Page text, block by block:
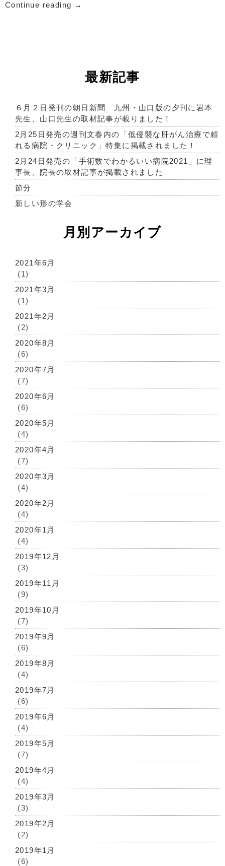
Continue reading →
最新記事
６月２日発刊の朝日新聞 九州・山口版の夕刊に岩本
先生、山口先生の取材記事が載りました！
2月25日発売の週刊文春内の「低侵襲な肝がん治療で頼
れる病院・クリニック」特集に掲載されました！
2月24日発売の「手術数でわかるいい病院2021」に理
事長、院長の取材記事が掲載されました
節分
新しい形の学会
月別アーカイブ
2021年6月
(1)
2021年3月
(1)
2021年2月
(2)
2020年8月
(6)
2020年7月
(7)
2020年6月
(6)
2020年5月
(4)
2020年4月
(7)
2020年3月
(4)
2020年2月
(4)
2020年1月
(4)
2019年12月
(3)
2019年11月
(9)
2019年10月
(7)
2019年9月
(6)
2019年8月
(4)
2019年7月
(6)
2019年6月
(4)
2019年5月
(7)
2019年4月
(4)
2019年3月
(3)
2019年2月
(2)
2019年1月
(6)